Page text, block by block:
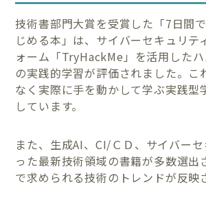
技術書部門大賞を受賞した「7日間
じめる本」は、サイバーセキュリテ
ォーム「TryHackMe」を活用した
の実践的学習が評価されました。こ
なく実際に手を動かして学ぶ実践型
しています。
また、生成AI、CI/ＣＤ、サイバー
った最新技術領域の書籍が多数選出
で求められる技術のトレンドが反映